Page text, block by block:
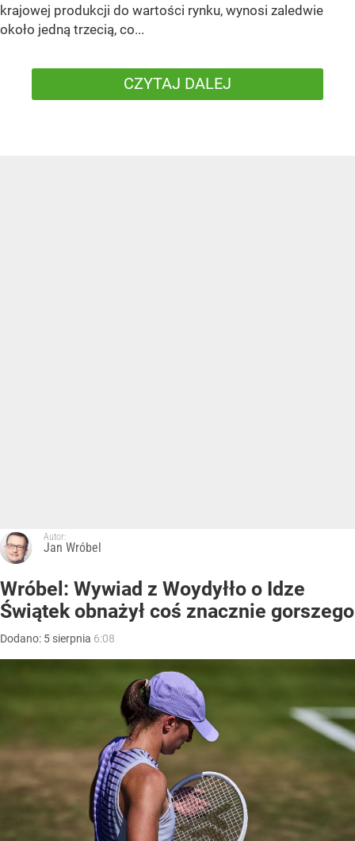
krajowej produkcji do wartości rynku, wynosi zaledwie
około jedną trzecią, co...
CZYTAJ DALEJ
Autor:
Jan Wróbel
Wróbel: Wywiad z Woydyłło o Idze
Świątek obnażył coś znacznie gorszego
Dodano: 5 sierpnia 6:08